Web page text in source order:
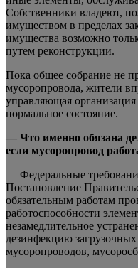
Собственники владеют,
имуществом в пределах
имущества возможно
путем реконструкции.
Пока общее собрание не
мусоропровода, жители
управляющая организация
нормальное состояние.
— Что именно обязана
если мусоропровод
— Федеральные
Постановление
обязательным работам
работоспособности
незамедлительное
дезинфекцию
мусоропроводов,